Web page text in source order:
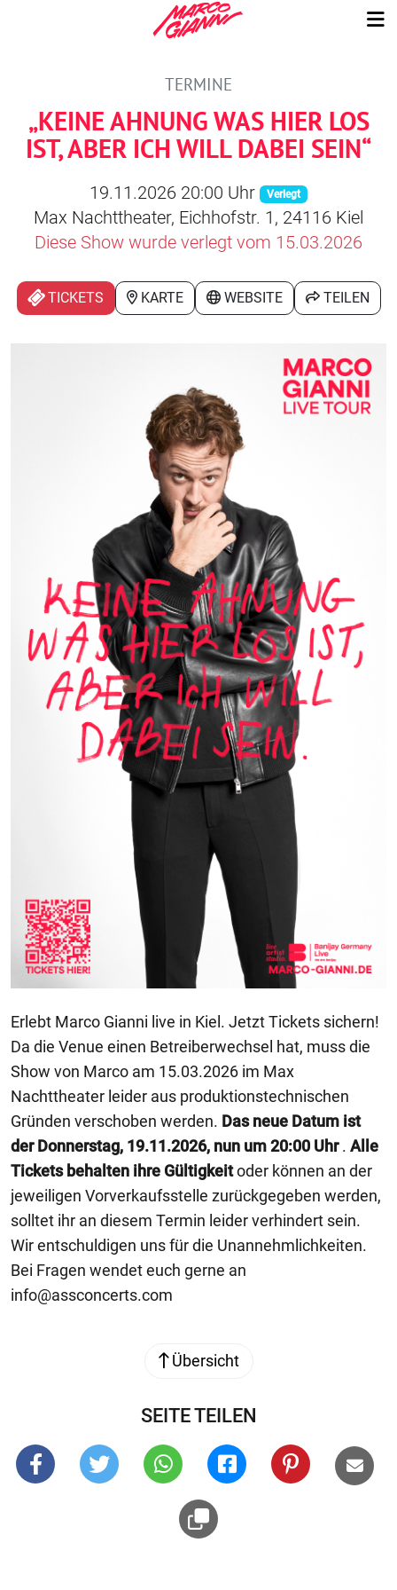
TERMINE
„KEINE AHNUNG WAS HIER LOS
IST, ABER ICH WILL DABEI SEIN“
19.11.2026 20:00 Uhr Verlegt
Max Nachttheater, Eichhofstr. 1, 24116 Kiel
Diese Show wurde verlegt vom 15.03.2026
TICKETS KARTE WEBSITE TEILEN
Erlebt Marco Gianni live in Kiel. Jetzt Tickets sichern!
Da die Venue einen Betreiberwechsel hat, muss die
Show von Marco am 15.03.2026 im Max
Nachttheater leider aus produktionstechnischen
Gründen verschoben werden. Das neue Datum ist
der Donnerstag, 19.11.2026, nun um 20:00 Uhr. Alle
Tickets behalten ihre Gültigkeitoder können an der
jeweiligen Vorverkaufsstelle zurückgegeben werden,
solltet ihr an diesem Termin leider verhindert sein.
Wir entschuldigen uns für die Unannehmlichkeiten.
Bei Fragen wendet euch gerne an
info@assconcerts.com
Übersicht
SEITE TEILEN